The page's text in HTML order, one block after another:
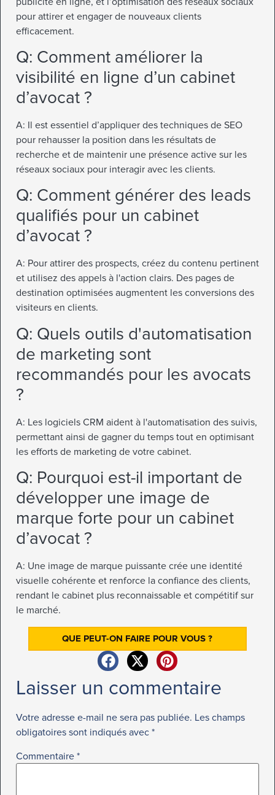
pour attirer et engager de nouveaux clients
efficacement.
Q: Comment améliorer la
visibilité en ligne d’un cabinet
d’avocat ?
A: Il est essentiel d’appliquer des techniques de SEO
pour rehausser la position dans les résultats de
recherche et de maintenir une présence active sur les
réseaux sociaux pour interagir avec les clients.
Q: Comment générer des leads
qualifiés pour un cabinet
d’avocat ?
A: Pour attirer des prospects, créez du contenu pertinent
et utilisez des appels à l'action clairs. Des pages de
destination optimisées augmentent les conversions des
visiteurs en clients.
Q: Quels outils d'automatisation
de marketing sont
recommandés pour les avocats
?
A: Les logiciels CRM aident à l'automatisation des suivis,
permettant ainsi de gagner du temps tout en optimisant
les efforts de marketing de votre cabinet.
Q: Pourquoi est-il important de
développer une image de
marque forte pour un cabinet
d’avocat ?
A: Une image de marque puissante crée une identité
visuelle cohérente et renforce la confiance des clients,
rendant le cabinet plus reconnaissable et compétitif sur
le marché.
QUE PEUT-ON FAIRE POUR VOUS ?
Laisser un commentaire
Votre adresse e-mail ne sera pas publiée. Les champs
obligatoires sont indiqués avec *
Commentaire *